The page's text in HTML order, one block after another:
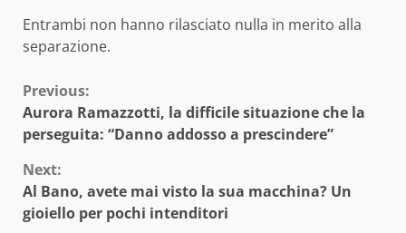
Entrambi non hanno rilasciato nulla in merito alla
separazione.
Continue
Reading
Previous:
Aurora Ramazzotti, la difficile situazione che la
perseguita: “Danno addosso a prescindere”
Next:
Al Bano, avete mai visto la sua macchina? Un
gioiello per pochi intenditori